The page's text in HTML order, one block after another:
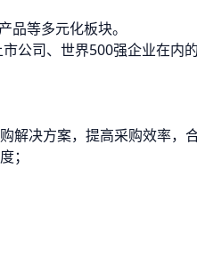
等多元化板块。
公司、世界500强企业在内
决方案，提高采购效率，合
；